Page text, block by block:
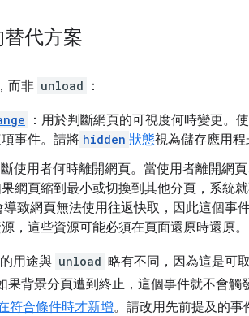
代方案
而非 unload ：
：用於判斷網頁的可視度何時變更。
事件。請將 hidden 狀態視為儲存應用程
斷使用者何時離開網頁。當使用者離開網
網頁縮到最小或切換到其他分頁，系統
導致網頁無法使用往返快取，因此這個事
，這些資源可能必須在頁面還原時還原。
用途與 unload 略有不同，因為這是可
果背景分頁遭到終止，這個事件就不會觸
符合條件時才新增。請改用先前提及的事